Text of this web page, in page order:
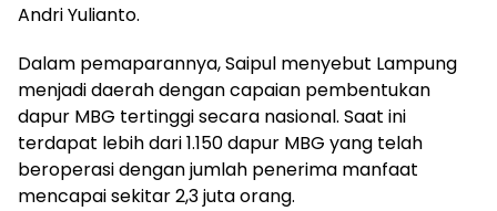
Andri Yulianto.
Dalam pemaparannya, Saipul menyebut Lampung
menjadi daerah dengan capaian pembentukan
dapur MBG tertinggi secara nasional. Saat ini
terdapat lebih dari 1.150 dapur MBG yang telah
beroperasi dengan jumlah penerima manfaat
mencapai sekitar 2,3 juta orang.